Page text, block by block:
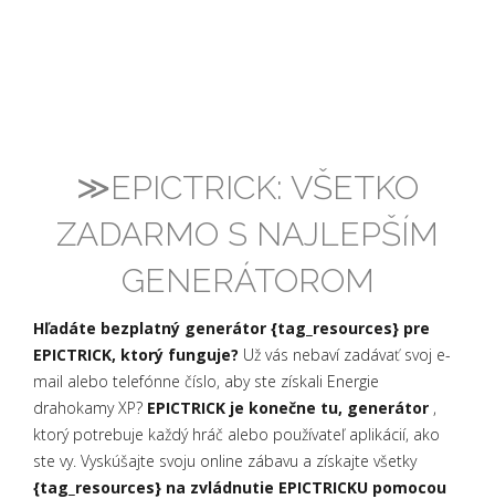
≫EPICTRICK: VŠETKO
ZADARMO S NAJLEPŠÍM
GENERÁTOROM
Hľadáte bezplatný generátor {tag_resources} pre
EPICTRICK, ktorý funguje? Už vás nebaví zadávať svoj e-
mail alebo telefónne číslo, aby ste získali Energie
drahokamy XP? EPICTRICK je konečne tu, generátor ,
ktorý potrebuje každý hráč alebo používateľ aplikácií, ako
ste vy. Vyskúšajte svoju online zábavu a získajte všetky
{tag_resources} na zvládnutie EPICTRICKU pomocou